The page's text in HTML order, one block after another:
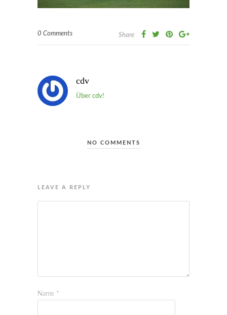
0 Comments Share
cdv
Über cdv!
NO COMMENTS
LEAVE A REPLY
Name *